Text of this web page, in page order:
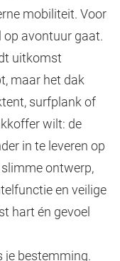
mobiliteit. Voor
op avontuur gaat.
uitkomst
maar het dak
surfplank of
wilt: de
in te leveren op
ontwerp,
en veilige
hart én gevoel
je bestemming.